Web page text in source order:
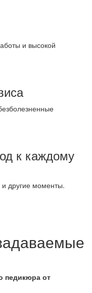
и высокой
к каждому
и другие моменты.
педикюра от